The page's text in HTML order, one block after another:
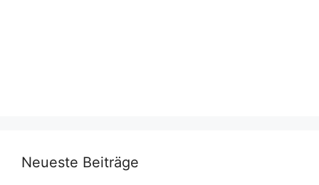
Neueste Beiträge